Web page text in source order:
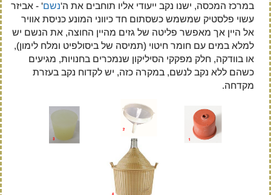
במרכז המכסה, ישנו נקב ייעודי אליו תוחבים את ה'נשם' - אביזר
עשוי פלסטיק שמשמש כשסתום חד כיווני המונע כניסת אוויר
אל היין אך מאפשר פליטה של גזים מהיין החוצה, את הנשם יש
למלא במים עם חומר חיטוי (תמיסה של ביסולפיט ומלח לימון),
או בוודקה, חלק מפקקי הסיליקון שנמכרים בחנויות, מגיעים
כשהם ללא נקב לנשם, במקרה כזה, יש לקדוח נקב בעזרת
מקדחה.